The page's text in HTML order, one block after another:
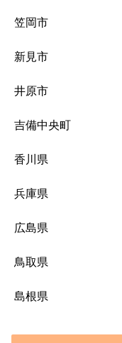
笠岡市
新見市
井原市
吉備中央町
香川県
兵庫県
広島県
鳥取県
島根県